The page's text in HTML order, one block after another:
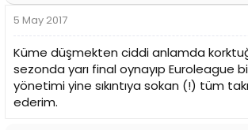
5 May 2017
Küme düşmekten ciddi anlamda
sezonda yarı final oynayıp Euroleague
yönetimi yine sıkıntıya sokan (!) tüm
ederim.